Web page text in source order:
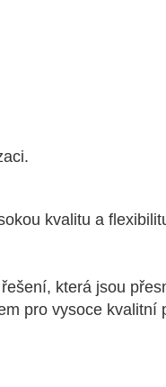
kvalitu a
která jsou
pro vysoce kvalitní